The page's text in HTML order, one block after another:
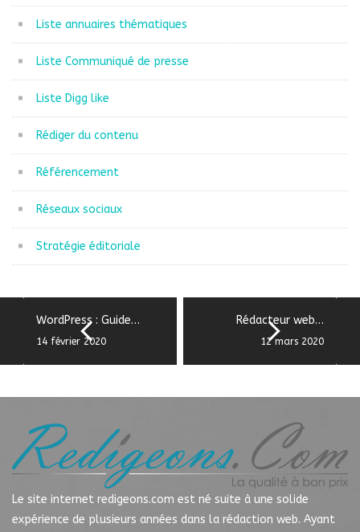
Liste annuaires thématiques
Liste Communiqué de presse
Liste Digg like
Rédiger du contenu
Référencement
Réseaux sociaux
Stratégie éditoriale
WordPress : Guide…
14 février 2020
Rédacteur web…
12 mars 2020
Le site internet redigeons.com est né suite à une solide
expérience de plusieurs années dans la rédaction web. Ayant